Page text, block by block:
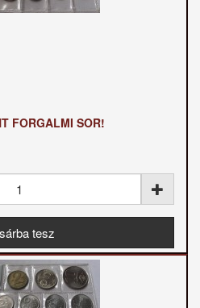
FORGALMI SOR!